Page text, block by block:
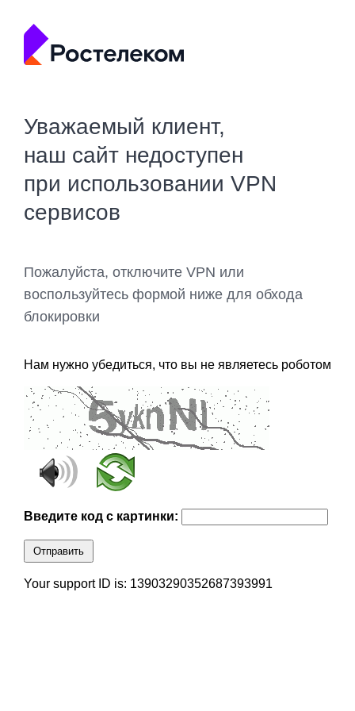
Уважаемый клиент,
наш сайт недоступен
при использовании VPN
сервисов
Пожалуйста, отключите VPN или
воспользуйтесь формой ниже для обхода
блокировки
Нам нужно убедиться, что вы не являетесь роботом
Введите код с картинки:
Отправить
Your support ID is: 13903290352687393991